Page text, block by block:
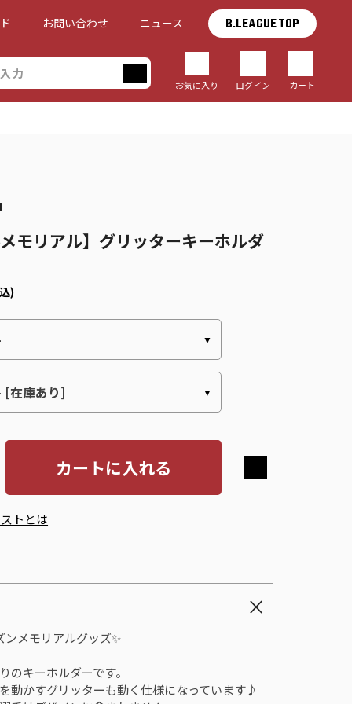
お問い合わせ ニュース B.LEAGUE TOP
お気に入り ログイン カート
メモリアル】グリッターキーホルダ
)
カートに入れる
トとは
ンメモリアルグッズ✨
のキーホルダーです。
動かすグリッターも動く仕様になっています♪